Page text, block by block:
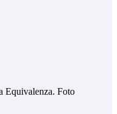
Equivalenza. Foto